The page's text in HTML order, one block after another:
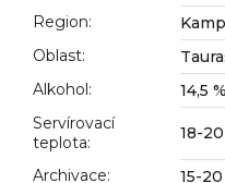
Region:
Oblast:
Alkohol:
14,5 %
Servírovací
teplota: 18-
Archivace: 15-